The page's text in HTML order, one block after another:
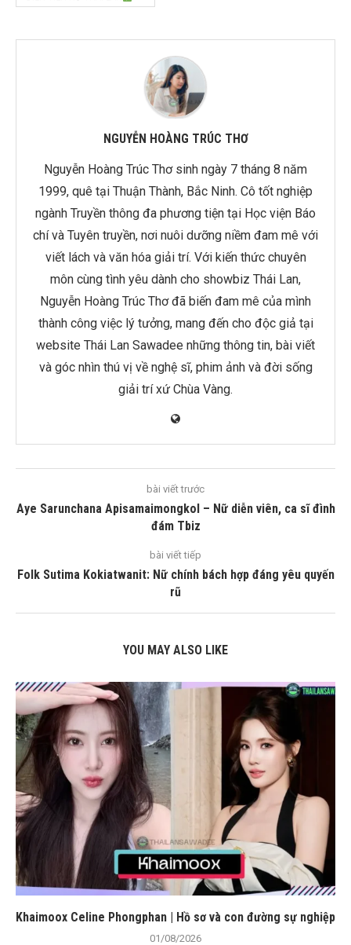
NGUYỄN HOÀNG TRÚC THƠ
Nguyễn Hoàng Trúc Thơ sinh ngày 7 tháng 8 năm
1999, quê tại Thuận Thành, Bắc Ninh. Cô tốt nghiệp
ngành Truyền thông đa phương tiện tại Học viện Báo
chí và Tuyên truyền, nơi nuôi dưỡng niềm đam mê với
viết lách và văn hóa giải trí. Với kiến thức chuyên
môn cùng tình yêu dành cho showbiz Thái Lan,
Nguyễn Hoàng Trúc Thơ đã biến đam mê của mình
thành công việc lý tưởng, mang đến cho độc giả tại
website Thái Lan Sawadee những thông tin, bài viết
và góc nhìn thú vị về nghệ sĩ, phim ảnh và đời sống
giải trí xứ Chùa Vàng.
bài viết trước
Aye Sarunchana Apisamaimongkol – Nữ diễn viên, ca sĩ đình
đám Tbiz
bài viết tiếp
Folk Sutima Kokiatwanit: Nữ chính bách hợp đáng yêu quyến
rũ
YOU MAY ALSO LIKE
Khaimoox Celine Phongphan | Hồ sơ và con đường sự nghiệp
01/08/2026